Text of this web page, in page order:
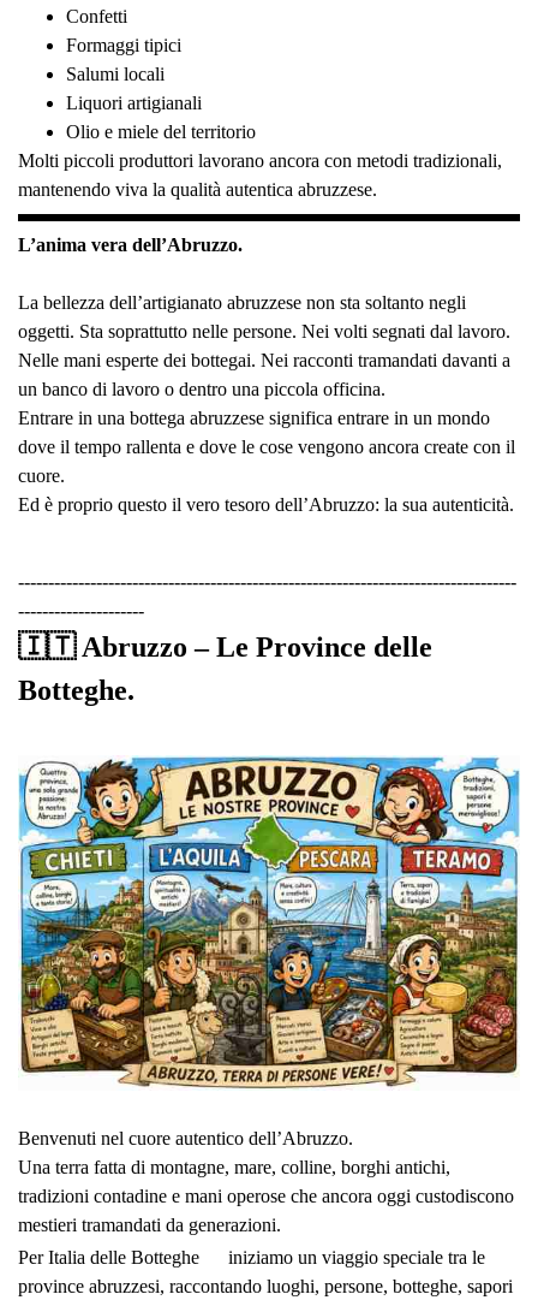
Confetti
Formaggi tipici
Salumi locali
Liquori artigianali
Olio e miele del territorio
Molti piccoli produttori lavorano ancora con metodi tradizionali,
mantenendo viva la qualità autentica abruzzese.
L’anima vera dell’Abruzzo.
La bellezza dell’artigianato abruzzese non sta soltanto negli
oggetti. Sta soprattutto nelle persone. Nei volti segnati dal lavoro.
Nelle mani esperte dei bottegai. Nei racconti tramandati davanti a
un banco di lavoro o dentro una piccola officina.
Entrare in una bottega abruzzese significa entrare in un mondo
dove il tempo rallenta e dove le cose vengono ancora create con il
cuore.
Ed è proprio questo il vero tesoro dell’Abruzzo: la sua autenticità.
-----------------------------------------------------------------------------------
---------------------
🇮🇹 Abruzzo – Le Province delle
Botteghe.
Benvenuti nel cuore autentico dell’Abruzzo.
Una terra fatta di montagne, mare, colline, borghi antichi,
tradizioni contadine e mani operose che ancora oggi custodiscono
mestieri tramandati da generazioni.
Per Italia delle Botteghe
iniziamo un viaggio speciale tra le
province abruzzesi, raccontando luoghi, persone, botteghe, sapori